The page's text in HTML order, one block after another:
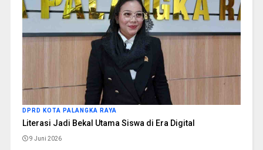
DPRD KOTA PALANGKA RAYA
Literasi Jadi Bekal Utama Siswa di Era Digital
9 Juni 2026